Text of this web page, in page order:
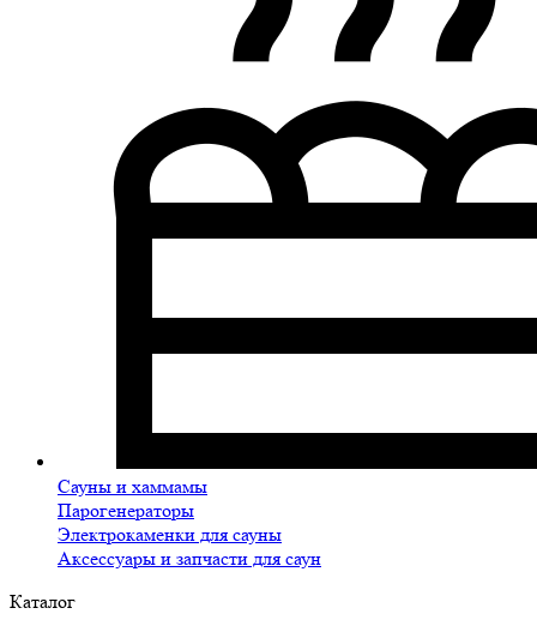
Сауны и хаммамы
Парогенераторы
Электрокаменки для сауны
Аксессуары и запчасти для саун
Каталог